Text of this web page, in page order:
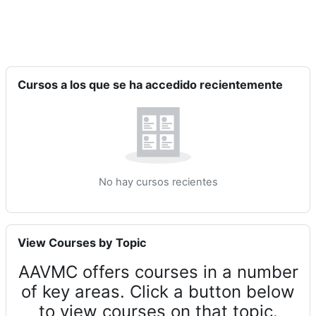
Salta Cursos a los que se ha accedido recientemente
Cursos a los que se ha accedido recientemente
No hay cursos recientes
Salta View Courses by Topic
View Courses by Topic
AAVMC offers courses in a number
of key areas. Click a button below
to view courses on that topic.